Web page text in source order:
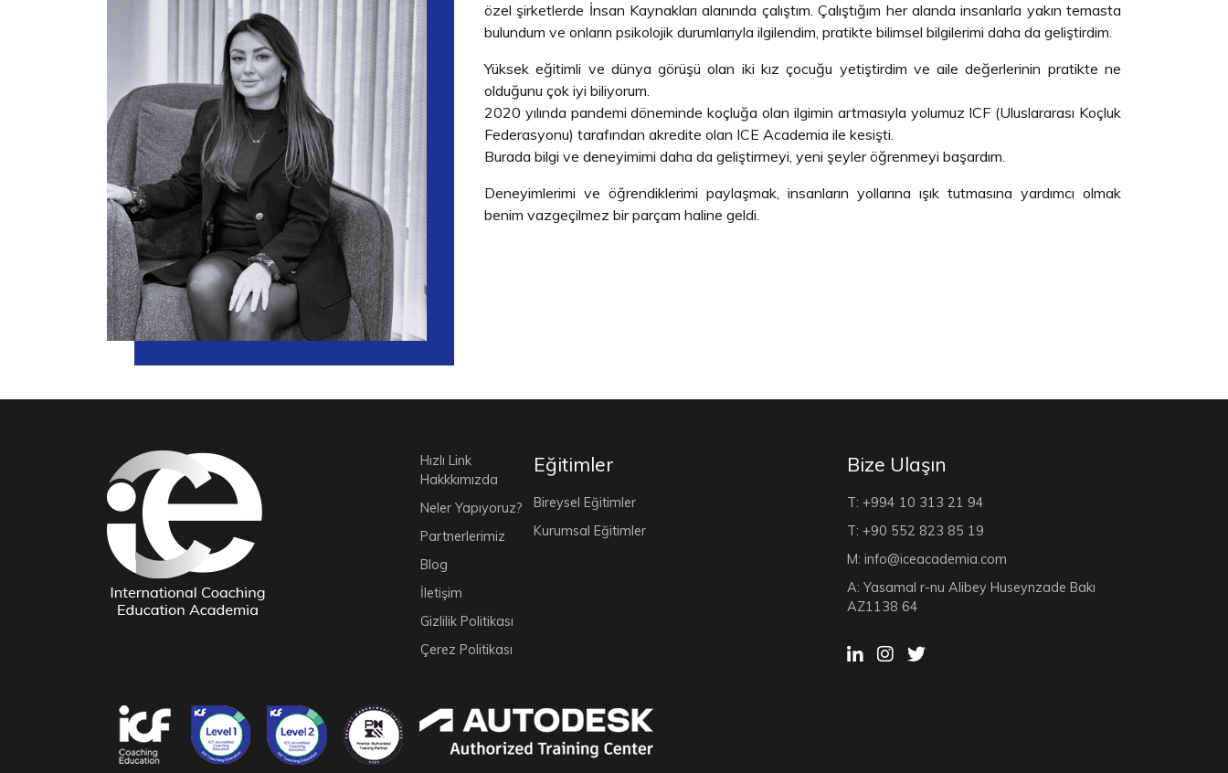
özel şirketlerde İnsan Kaynakları alanında çalıştım. Çalıştığım her alanda insanlarla yakın temasta
bulundum ve onların psikolojik durumlarıyla ilgilendim, pratikte bilimsel bilgilerimi daha da geliştirdim.
Yüksek eğitimli ve dünya görüşü olan iki kız çocuğu yetiştirdim ve aile değerlerinin pratikte ne
olduğunu çok iyi biliyorum.
2020 yılında pandemi döneminde koçluğa olan ilgimin artmasıyla yolumuz ICF (Uluslararası Koçluk
Federasyonu) tarafından akredite olan ICE Academia ile kesişti.
Burada bilgi ve deneyimimi daha da geliştirmeyi, yeni şeyler öğrenmeyi başardım.
Deneyimlerimi ve öğrendiklerimi paylaşmak, insanların yollarına ışık tutmasına yardımcı olmak
benim vazgeçilmez bir parçam haline geldi.
Hızlı Link
Hakkkımızda
Neler Yapıyoruz?
Partnerlerimiz
Blog
İletişim
Gizlilik Politikası
Çerez Politikası
Eğitimler
Bireysel Eğitimler
Kurumsal Eğitimler
Bize Ulaşın
T: +994 10 313 21 94
T: +90 552 823 85 19
M: info@iceacademia.com
A: Yasamal r-nu Alibey Huseynzade Bakı
AZ1138 64